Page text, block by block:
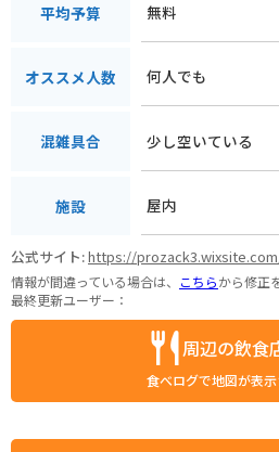
平均予算 無料
オススメ人数 何人でも
混雑具合 少し空いている
施設 屋内
公式サイト:https://
情報が間違っている場合は、 こちらから修正
最終更新ユーザー：
周辺の飲食
食べログで地図が表示